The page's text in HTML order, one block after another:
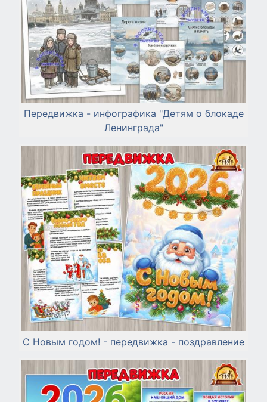
Передвижка - инфографика "Детям о блокаде
Ленинграда"
С Новым годом! - передвижка - поздравление